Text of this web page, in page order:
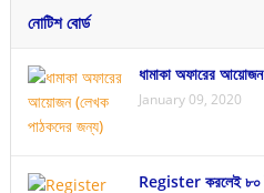
নোটিশ বোর্ড
ধামাকা অফারের
January 09, 2020
Register করলেই ৮০